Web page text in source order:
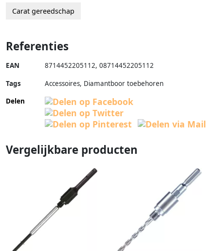
Carat gereedschap
Referenties
EAN 8714452205112, 08714452205112
Tags
Accessoires, Diamantboor toebehoren
Delen
Vergelijkbare producten